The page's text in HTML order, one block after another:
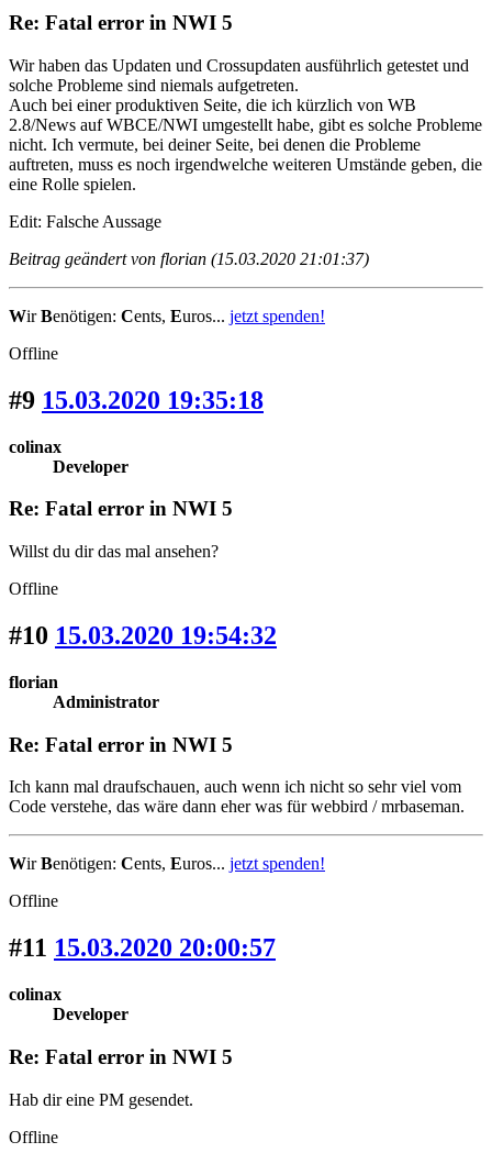
Re: Fatal error in NWI 5
Wir haben das Updaten und Crossupdaten ausführlich getestet und
solche Probleme sind niemals aufgetreten.
Auch bei einer produktiven Seite, die ich kürzlich von WB
2.8/News auf WBCE/NWI umgestellt habe, gibt es solche Probleme
nicht. Ich vermute, bei deiner Seite, bei denen die Probleme
auftreten, muss es noch irgendwelche weiteren Umstände geben, die
eine Rolle spielen.
Edit: Falsche Aussage
Beitrag geändert von florian (15.03.2020 21:01:37)
WirBenötigen: Cents, Euros... jetzt spenden!
Offline
#9 15.03.2020 19:35:18
colinax
Developer
Re: Fatal error in NWI 5
Willst du dir das mal ansehen?
Offline
#10 15.03.2020 19:54:32
florian
Administrator
Re: Fatal error in NWI 5
Ich kann mal draufschauen, auch wenn ich nicht so sehr viel vom
Code verstehe, das wäre dann eher was für webbird / mrbaseman.
WirBenötigen: Cents, Euros... jetzt spenden!
Offline
#11 15.03.2020 20:00:57
colinax
Developer
Re: Fatal error in NWI 5
Hab dir eine PM gesendet.
Offline